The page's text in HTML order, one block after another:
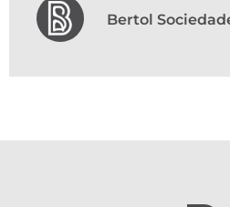
Bertol